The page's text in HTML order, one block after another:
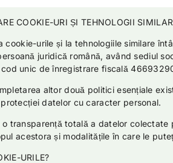
COOKIE-URI ȘI TEHNOLOGII
cookie-urile și la tehnologiile similare
juridică română, având sediul
unic de înregistrare fiscală
altor două politici esențiale
datelor cu caracter personal.
transparență totală a datelor
acestora și modalitățile în care le
URILE?